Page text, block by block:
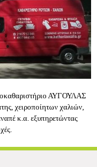
ΑΥΓΟΥΛΑΣ
χειροποίητων χαλιών,
κ.α. εξυπηρετώντας